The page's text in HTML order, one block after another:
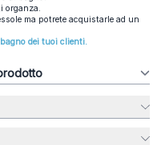
ma potrete acquistarle ad un
dei tuoi clienti.